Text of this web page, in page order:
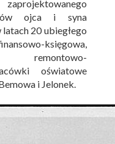
ojca i syna
20 ubiegłego
księgowa,
remontowo-
oświatowe
i Jelonek.